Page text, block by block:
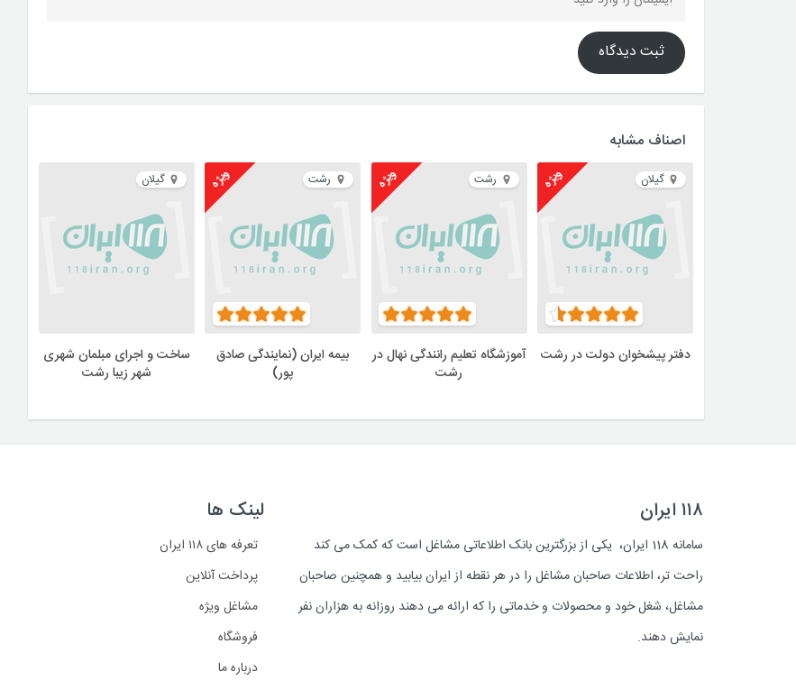
ثبت دیدگاه
اصناف مشابه
گیلان ویژه
دفتر پیشخوان دولت در رشت
رشت ویژه
آموزشگاه تعلیم رانندگی نهال در
رشت
رشت ویژه
بیمه ایران (نمایندگی صادق
پور)
گیلان
ساخت و اجرای مبلمان شهری
شهر زیبا رشت
۱۱۸ ایران
سامانه 118 ایران، یکی از بزرگترین بانک اطلاعاتی مشاغل است که کمک می کند
راحت تر، اطلاعات صاحبان مشاغل را در هر نقطه از ایران بیابید و همچنین صاحبان
مشاغل، شغل خود و محصولات و خدماتی را که ارائه می دهند روزانه به هزاران نفر
نمایش دهند.
لینک ها
تعرفه های ۱۱۸ ایران
پرداخت آنلاین
مشاغل ویژه
فروشگاه
درباره ما